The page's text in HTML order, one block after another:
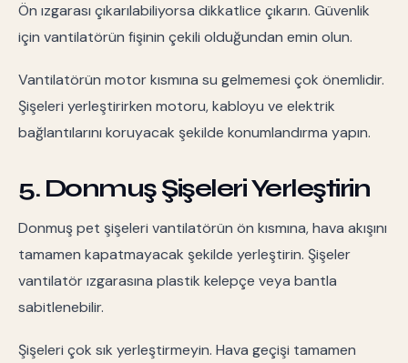
Ön ızgarası çıkarılabiliyorsa dikkatlice çıkarın. Güvenlik
için vantilatörün fişinin çekili olduğundan emin olun.
Vantilatörün motor kısmına su gelmemesi çok önemlidir.
Şişeleri yerleştirirken motoru, kabloyu ve elektrik
bağlantılarını koruyacak şekilde konumlandırma yapın.
5. Donmuş Şişeleri Yerleştirin
Donmuş pet şişeleri vantilatörün ön kısmına, hava akışını
tamamen kapatmayacak şekilde yerleştirin. Şişeler
vantilatör ızgarasına plastik kelepçe veya bantla
sabitlenebilir.
Şişeleri çok sık yerleştirmeyin. Hava geçişi tamamen